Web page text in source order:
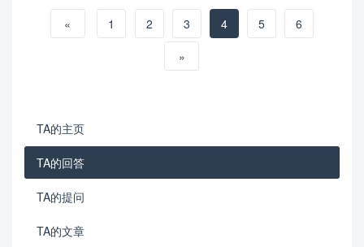
« 1 2 3 4 5
6
»
TA的主页
TA的回答
TA的提问
TA的文章